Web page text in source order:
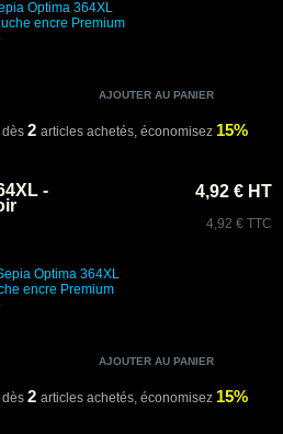
Optima 364XL
encre Premium
dès 2 articles achetés, économisez 15%
-
Optima 364XL
encre Premium
4,92 € HT
4,92 € TTC
dès 2 articles achetés, économisez 15%